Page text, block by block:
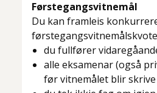
Førstegangsvitnemål
Du kan framleis
du fullfører
alle eksamenar (også
før vitnemålet blir